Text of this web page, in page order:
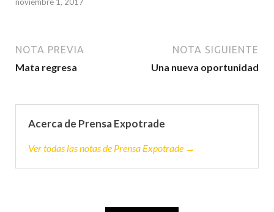
NOTA PREVIA
Mata regresa
NOTA SIGUIENTE
Una nueva oportunidad
Acerca de Prensa Expotrade
Ver todas las notas de Prensa Expotrade →